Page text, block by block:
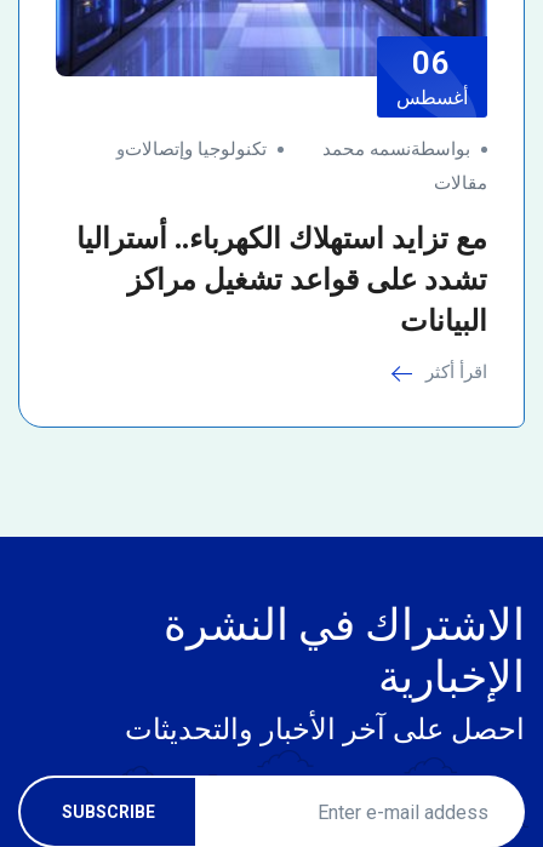
06
أغسطس
بواسطةنسمه محمد تكنولوجيا وإتصالاتو
مقالات
مع تزايد استهلاك الكهرباء.. أستراليا
تشدد على قواعد تشغيل مراكز
البيانات
اقرأ أكثر
الاشتراك في النشرة
الإخبارية
احصل على آخر الأخبار والتحديثات